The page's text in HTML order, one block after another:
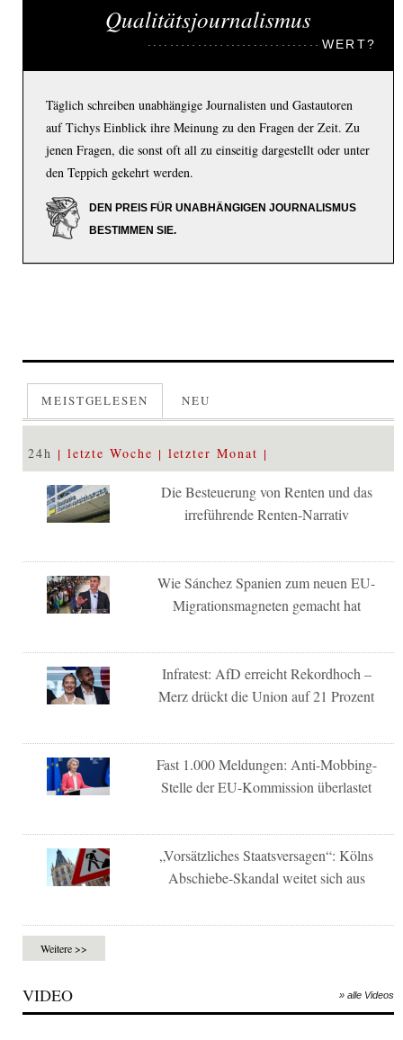
Qualitätsjournalismus
WERT?
Täglich schreiben unabhängige Journalisten und Gastautoren
auf Tichys Einblick ihre Meinung zu den Fragen der Zeit. Zu
jenen Fragen, die sonst oft all zu einseitig dargestellt oder unter
den Teppich gekehrt werden.
DEN PREIS FÜR UNABHÄNGIGEN JOURNALISMUS
BESTIMMEN SIE.
MEISTGELESEN NEU
24h letzte Woche letzter Monat
Die Besteuerung von Renten und das
irreführende Renten-Narrativ
Wie Sánchez Spanien zum neuen EU-
Migrationsmagneten gemacht hat
Infratest: AfD erreicht Rekordhoch –
Merz drückt die Union auf 21 Prozent
Fast 1.000 Meldungen: Anti-Mobbing-
Stelle der EU-Kommission überlastet
„Vorsätzliches Staatsversagen“: Kölns
Abschiebe-Skandal weitet sich aus
Weitere >>
VIDEO » alle Videos